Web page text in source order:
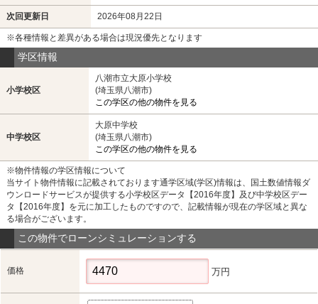
次回更新日 2026年08月22日
※各種情報と差異がある場合は現況優先となります
学区情報
小学校区
八潮市立大原小学校
(埼玉県八潮市)
この学区の他の物件を見る
中学校区
大原中学校
(埼玉県八潮市)
この学区の他の物件を見る
※物件情報の学区情報について
当サイト物件情報に記載されております通学区域(学区)情報は、国土数値情報ダ
ウンロードサービスが提供する小学校区データ【2016年度】及び中学校区デー
タ【2016年度】を元に加工したものですので、記載情報が現在の学区域と異な
る場合がございます。
この物件でローンシミュレーションする
価格 万円